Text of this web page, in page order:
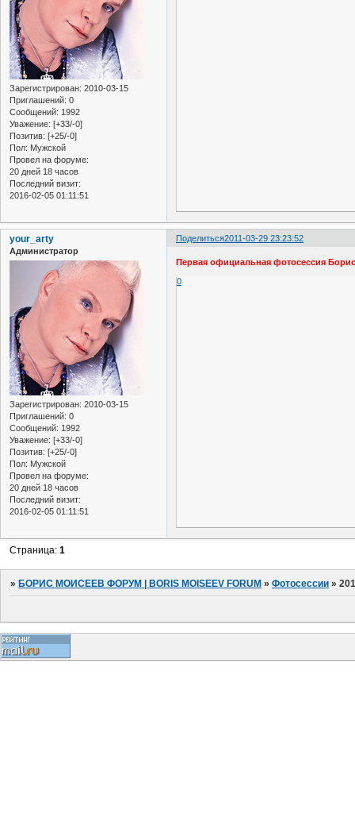
Зарегистрирован: 2010-03-15
Приглашений: 0
Сообщений: 1992
Уважение: [+33/-0]
Позитив: [+25/-0]
Пол: Мужской
Провел на форуме:
20 дней 18 часов
Последний визит:
2016-02-05 01:11:51
Поделиться2011-03-29 23:23:52
your_arty
Администратор
Зарегистрирован: 2010-03-15
Приглашений: 0
Сообщений: 1992
Уважение: [+33/-0]
Позитив: [+25/-0]
Пол: Мужской
Провел на форуме:
20 дней 18 часов
Последний визит:
2016-02-05 01:11:51
Первая официальная фотосессия
0
Страница:1
» БОРИС МОИСЕЕВ ФОРУМ | BORIS MOISEEV FORUM »Фотосессии »